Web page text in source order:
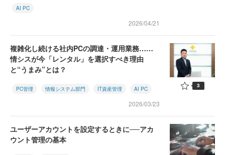
AI PC
2026/04/21
複雑化し続ける社内PCの調達・運用業務……
情シスが今「レンタル」を選択すべき理由
と“うまみ”とは？
PC管理 情報システム部門 IT資産管理 AI PC
2026/03/23
3
ユーザーアカウントを設定するときに──アカ
ウント管理の基本